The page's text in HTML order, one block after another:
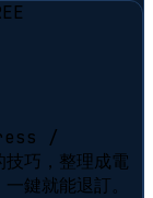
/
巧，整理成電
鍵就能退訂。